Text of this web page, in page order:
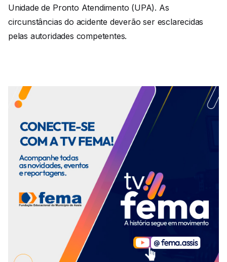
Unidade de Pronto Atendimento (UPA). As
circunstâncias do acidente deverão ser esclarecidas
pelas autoridades competentes.